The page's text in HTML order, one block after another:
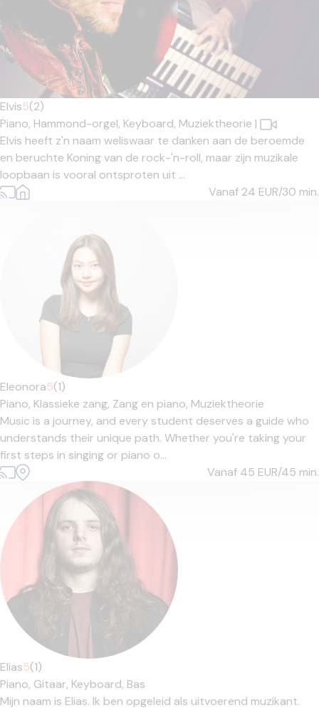
Elvis5(2)
Piano, Hammond-orgel, Keyboard, Muziektheorie |
Elvis heeft z'n naam weliswaar te danken aan de beroemde
en beruchte Koning van de rock-'n-roll, maar zijn muzikale
loopbaan is vooral ontsproten uit ...
Vanaf 24 EUR/30 min.
Eleonora5(1)
Piano, Klassieke zang, Zang en piano, Muziektheorie
Music is a journey, and every student deserves a guide who
understands their unique path. Whether you're taking your
first steps in singing or piano o...
Vanaf 45 EUR/45 min.
Elias5(1)
Piano, Gitaar, Keyboard, Bas
Mijn naam is Elias. Ik ben opgeleid als uitvoerend muzikant.